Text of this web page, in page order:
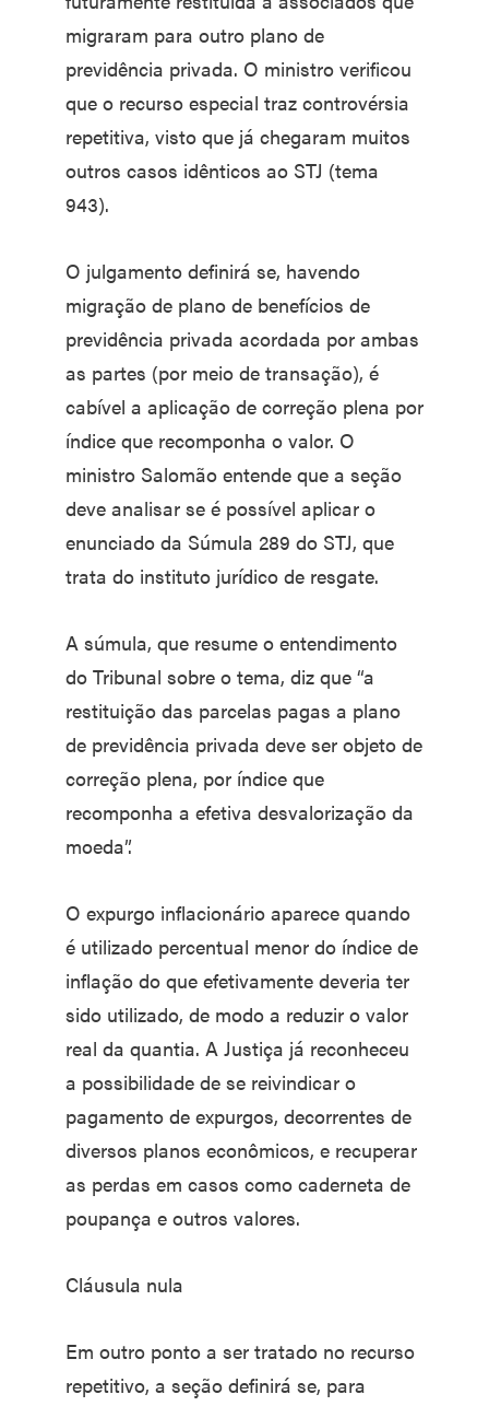
migraram para outro plano de
previdência privada. O ministro verificou
que o recurso especial traz controvérsia
repetitiva, visto que já chegaram muitos
outros casos idênticos ao STJ (tema
943).
O julgamento definirá se, havendo
migração de plano de benefícios de
previdência privada acordada por ambas
as partes (por meio de transação), é
cabível a aplicação de correção plena por
índice que recomponha o valor. O
ministro Salomão entende que a seção
deve analisar se é possível aplicar o
enunciado da Súmula 289 do STJ, que
trata do instituto jurídico de resgate.
A súmula, que resume o entendimento
do Tribunal sobre o tema, diz que “a
restituição das parcelas pagas a plano
de previdência privada deve ser objeto de
correção plena, por índice que
recomponha a efetiva desvalorização da
moeda”.
O expurgo inflacionário aparece quando
é utilizado percentual menor do índice de
inflação do que efetivamente deveria ter
sido utilizado, de modo a reduzir o valor
real da quantia. A Justiça já reconheceu
a possibilidade de se reivindicar o
pagamento de expurgos, decorrentes de
diversos planos econômicos, e recuperar
as perdas em casos como caderneta de
poupança e outros valores.
Cláusula nula
Em outro ponto a ser tratado no recurso
repetitivo, a seção definirá se, para